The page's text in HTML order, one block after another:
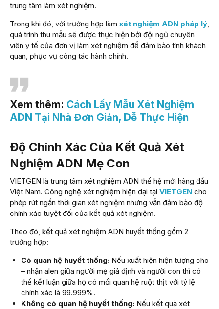
trung tâm làm xét nghiệm.
Trong khi đó, với trường hợp làm xét nghiệm ADN pháp lý
quá trình thu mẫu sẽ được thực hiện bởi đội ngũ chuyên
viên y tế của đơn vị làm xét nghiệm để đảm bảo tính khách
quan, phục vụ công tác hành chính.
Xem thêm: Cách Lấy Mẫu Xét Nghiệm
ADN Tại Nhà Đơn Giản, Dễ Thực Hiện
Độ Chính Xác Của Kết Quả Xét
Nghiệm ADN Mẹ Con
VIETGEN là trung tâm xét nghiệm ADN thế hệ mới hàng đầu
Việt Nam. Công nghệ xét nghiệm hiện đại tại VIETGEN cho
phép rút ngắn thời gian xét nghiệm nhưng vẫn đảm bảo độ
chính xác tuyệt đối của kết quả xét nghiệm.
Theo đó, kết quả xét nghiệm ADN huyết thống gồm 2
trường hợp:
Có quan hệ huyết thống: Nếu xuất hiện hiện tượng cho
– nhận alen giữa người mẹ giả định và người con thì có
thể kết luận giữa họ có mối quan hệ ruột thịt với tỷ lệ
chính xác là 99.999%.
Không có quan hệ huyết thống:Nếu kết quả xét